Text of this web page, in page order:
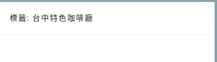
標籤: 台中特色咖啡廳